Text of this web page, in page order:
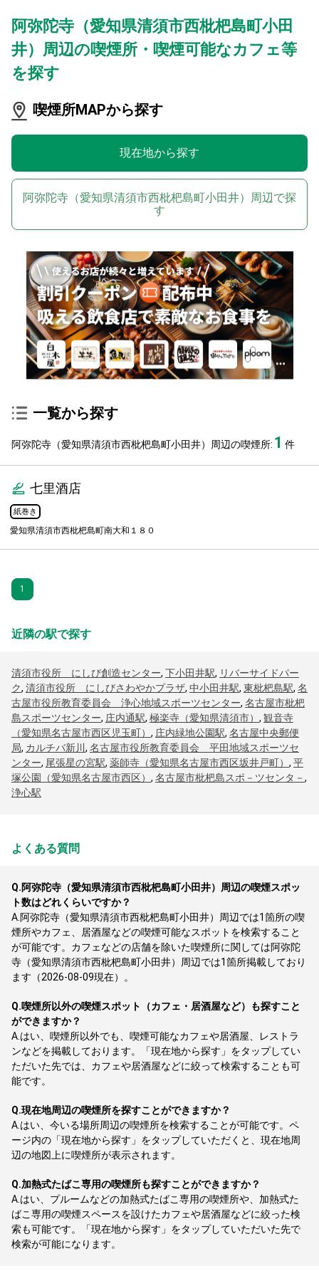
阿弥陀寺（愛知県清須市西枇杷島町小田
井）周辺の喫煙所・喫煙可能なカフェ等
を探す
喫煙所MAPから探す
現在地から探す
阿弥陀寺（愛知県清須市西枇杷島町小田井）周辺で探
す
一覧から探す
阿弥陀寺（愛知県清須市西枇杷島町小田井）周辺の喫煙所: 1 件
七里酒店
紙巻き
愛知県清須市西枇杷島町南大和１８０
1
近隣の駅で探す
清須市役所 にしび創造センター, 下小田井駅, リバーサイドパー
ク, 清須市役所 にしびさわやかプラザ, 中小田井駅, 東枇杷島駅, 名
古屋市役所教育委員会 浄心地域スポーツセンター, 名古屋市枇杷
島スポーツセンター, 庄内通駅, 極楽寺（愛知県清須市） , 観音寺
（愛知県名古屋市西区児玉町） , 庄内緑地公園駅, 名古屋中央郵便
局, カルチバ新川 , 名古屋市役所教育委員会 平田地域スポーツセ
ンター, 尾張星の宮駅, 薬師寺（愛知県名古屋市西区坂井戸町） , 平
塚公園（愛知県名古屋市西区） , 名古屋市枇杷島スポ－ツセンタ－ ,
浄心駅
よくある質問
Q.阿弥陀寺（愛知県清須市西枇杷島町小田井）周辺の喫煙スポッ
ト数はどれくらいですか？
A. 阿弥陀寺（愛知県清須市西枇杷島町小田井）周辺では1箇所の喫
煙所やカフェ、居酒屋などの喫煙可能なスポットを検索すること
が可能です。カフェなどの店舗を除いた喫煙所に関しては阿弥陀
寺（愛知県清須市西枇杷島町小田井）周辺では1箇所掲載しており
ます（2026-08-09現在）。
Q.喫煙所以外の喫煙スポット（カフェ・居酒屋など）も探すこと
ができますか？
A. はい、喫煙所以外でも、喫煙可能なカフェや居酒屋、レストラ
ンなどを掲載しております。「現在地から探す」をタップしてい
ただいた先では、カフェや居酒屋などに絞って検索することも可
能です。
Q.現在地周辺の喫煙所を探すことができますか？
A. はい、今いる場所周辺の喫煙所を検索することが可能です。ペ
ージ内の「現在地から探す」をタップしていただくと、現在地周
辺の地図上に喫煙所が表示されます。
Q.加熱式たばこ専用の喫煙所も探すことができますか？
A. はい、プルームなどの加熱式たばこ専用の喫煙所や、加熱式た
ばこ専用の喫煙スペースを設けたカフェや居酒屋などに絞った検
索も可能です。「現在地から探す」をタップしていただいた先で
検索が可能になります。